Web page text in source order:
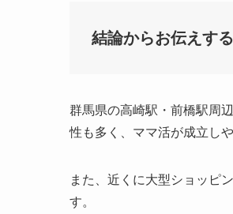
結論からお伝えす
群馬県の高崎駅・前橋駅周
性も多く、ママ活が成立し
また、近くに大型ショッピ
す。